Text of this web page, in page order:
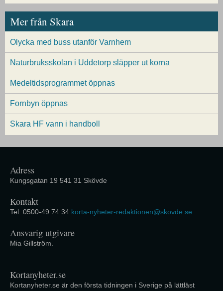
Mer från Skara
Olycka med buss utanför Varnhem
Naturbruksskolan i Uddetorp släpper ut korna
Medeltidsprogrammet öppnas
Fornbyn öppnas
Skara HF vann i handboll
Adress
Kungsgatan 19 541 31 Skövde
Kontakt
Tel. 0500-49 74 34 korta-nyheter-redaktionen@skovde.se
Ansvarig utgivare
Mia Gillström.
Kortanyheter.se
Kortanyheter.se är den första tidningen i Sverige på lättläst